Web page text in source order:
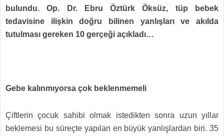
bulundu. Op. Dr. Ebru Öztürk Öksüz, tüp bebek
tedavisine ilişkin doğru bilinen yanlışları ve akılda
tutulması gereken 10 gerçeği açıkladı…
Gebe kalınmıyorsa çok beklenmemeli
Çiftlerin çocuk sahibi olmak istedikten sonra uzun yıllar
beklemesi bu süreçte yapılan en büyük yanlışlardan biri. 35